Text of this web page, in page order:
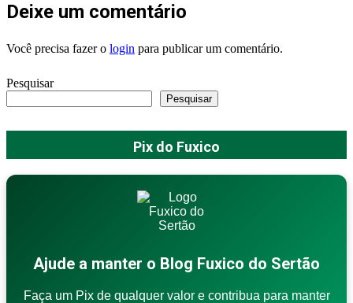
Deixe um comentário
Você precisa fazer o login para publicar um comentário.
Pesquisar
Pesquisar
Pix do Fuxico
Ajude a manter o Blog Fuxico do Sertão
Faça um Pix de qualquer valor e contribua para manter